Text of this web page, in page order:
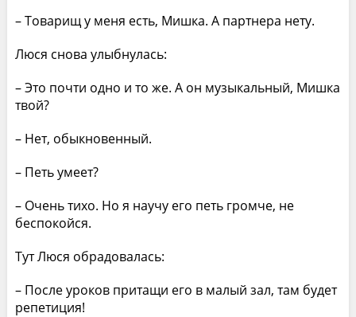
– Товарищ у меня есть, Мишка. А партнера нету.
Люся снова улыбнулась:
– Это почти одно и то же. А он музыкальный, Мишка
твой?
– Нет, обыкновенный.
– Петь умеет?
– Очень тихо. Но я научу его петь громче, не
беспокойся.
Тут Люся обрадовалась:
– После уроков притащи его в малый зал, там будет
репетиция!